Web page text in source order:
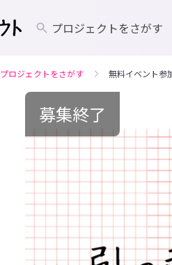
プロジェクトをさがす
プロジェクトをさがす 無料イベント参
募集終了